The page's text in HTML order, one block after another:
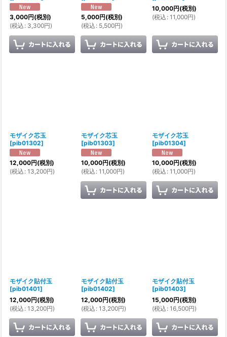
3,000円(税別)
(税込 : 3,300円)
5,000円(税別)
(税込 : 5,500円)
10,000円(税別)
(税込 : 11,000円)
モザイク芯玉
[pib01302]
12,000円(税別)
(税込 : 13,200円)
モザイク芯玉
[pib01303]
10,000円(税別)
(税込 : 11,000円)
モザイク芯玉
[pib01304]
10,000円(税別)
(税込 : 11,000円)
モザイク貼付玉
[pib01401]
12,000円(税別)
(税込 : 13,200円)
モザイク貼付玉
[pib01402]
12,000円(税別)
(税込 : 13,200円)
モザイク貼付玉
[pib01403]
15,000円(税別)
(税込 : 16,500円)